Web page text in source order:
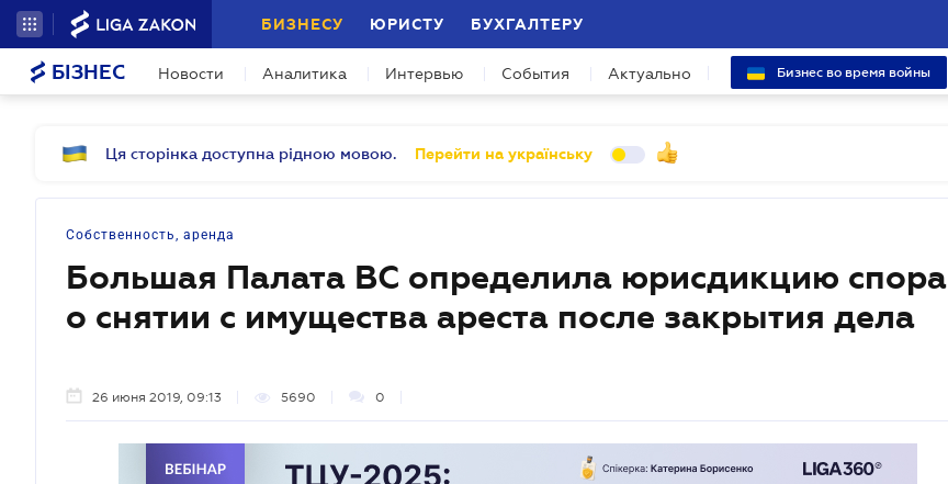
БИЗНЕСУ ЮРИСТУ БУХГАЛТЕРУ
БІЗНЕС Новости Аналитика Интервью События Актуально Бизнес во время войны
Ця сторінка доступна рідною мовою. Перейти на українську
Собственность, аренда
Большая Палата ВС определила юрисдикцию спора
о снятии с имущества ареста после закрытия дела
26 июня 2019, 09:13 5690 0